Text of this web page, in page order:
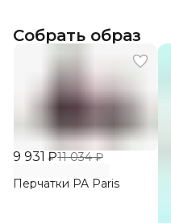
Собрать образ
9 931 ₽11 034 ₽
Перчатки PA Paris